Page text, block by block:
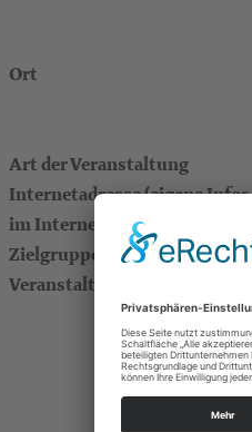
Ort
Art der Veranstaltung
Internetadresse (eigene Infos
im Internet)
Zielgruppe
Veranstalter